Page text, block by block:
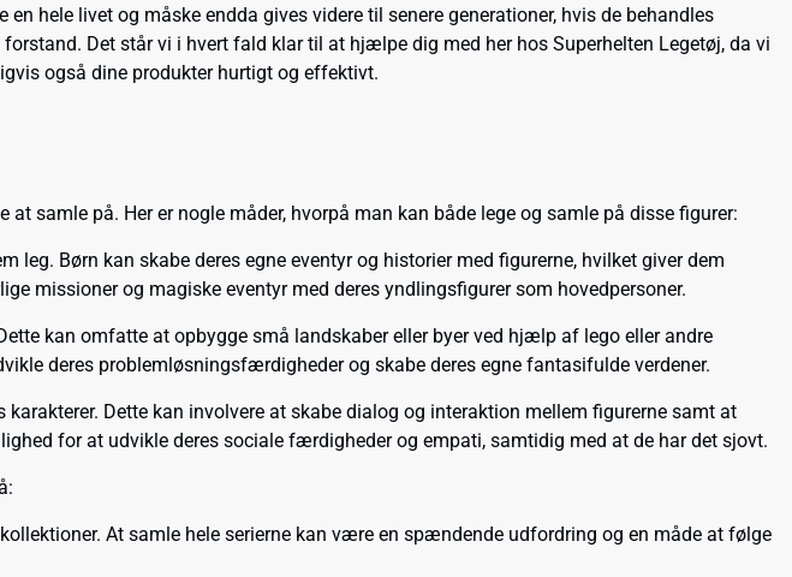
hele livet og måske endda gives videre til senere generationer, hvis de behandles
Det står vi i hvert fald klar til at hjælpe dig med her hos Superhelten Legetøj, da vi
også dine produkter hurtigt og effektivt.
samle på. Her er nogle måder, hvorpå man kan både lege og samle på disse figurer:
leg. Børn kan skabe deres egne eventyr og historier med figurerne, hvilket giver dem
missioner og magiske eventyr med deres yndlingsfigurer som hovedpersoner.
kan omfatte at opbygge små landskaber eller byer ved hjælp af lego eller andre
deres problemløsningsfærdigheder og skabe deres egne fantasifulde verdener.
Dette kan involvere at skabe dialog og interaktion mellem figurerne samt at
for at udvikle deres sociale færdigheder og empati, samtidig med at de har det sjovt.
At samle hele serierne kan være en spændende udfordring og en måde at følge